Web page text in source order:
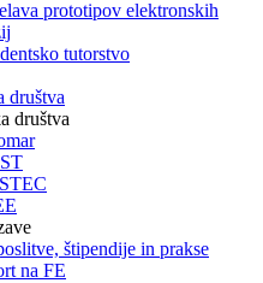
prototipov elektronskih
tutorstvo
društva
društva
štipendije in prakse
na FE